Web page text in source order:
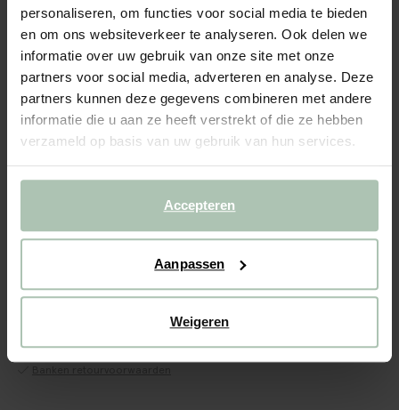
personaliseren, om functies voor social media te bieden
en om ons websiteverkeer te analyseren. Ook delen we
informatie over uw gebruik van onze site met onze
partners voor social media, adverteren en analyse. Deze
partners kunnen deze gegevens combineren met andere
informatie die u aan ze heeft verstrekt of die ze hebben
verzameld op basis van uw gebruik van hun services.
Accepteren
Aanpassen
Weigeren
hebt. Door de lage zitting geeft de C...
4 zits chaise longue... (1x) + opties
2 Stof: Artic Thyme + kleuropties
CBW garantie
We maken de bank gebruiksklaar
Verpakkingsmateriaal nemen we mee